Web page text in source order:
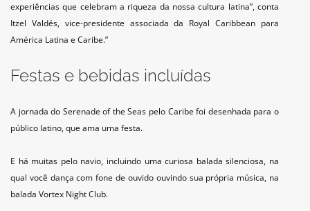
experiências que celebram a riqueza da nossa cultura latina”, conta
Itzel Valdés, vice-presidente associada da Royal Caribbean para
América Latina e Caribe.”
Festas e bebidas incluídas
A jornada do Serenade of the Seas pelo Caribe foi desenhada para o
público latino, que ama uma festa.
E há muitas pelo navio, incluindo uma curiosa balada silenciosa, na
qual você dança com fone de ouvido ouvindo sua própria música, na
balada Vortex Night Club.